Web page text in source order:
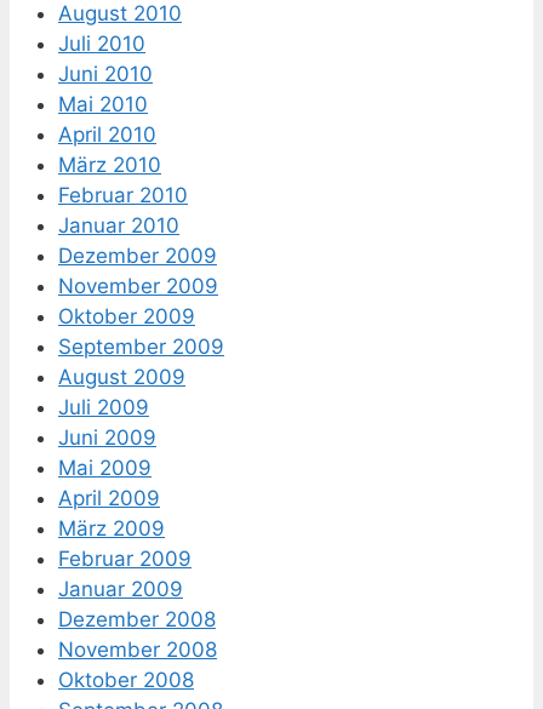
August 2010
Juli 2010
Juni 2010
Mai 2010
April 2010
März 2010
Februar 2010
Januar 2010
Dezember 2009
November 2009
Oktober 2009
September 2009
August 2009
Juli 2009
Juni 2009
Mai 2009
April 2009
März 2009
Februar 2009
Januar 2009
Dezember 2008
November 2008
Oktober 2008